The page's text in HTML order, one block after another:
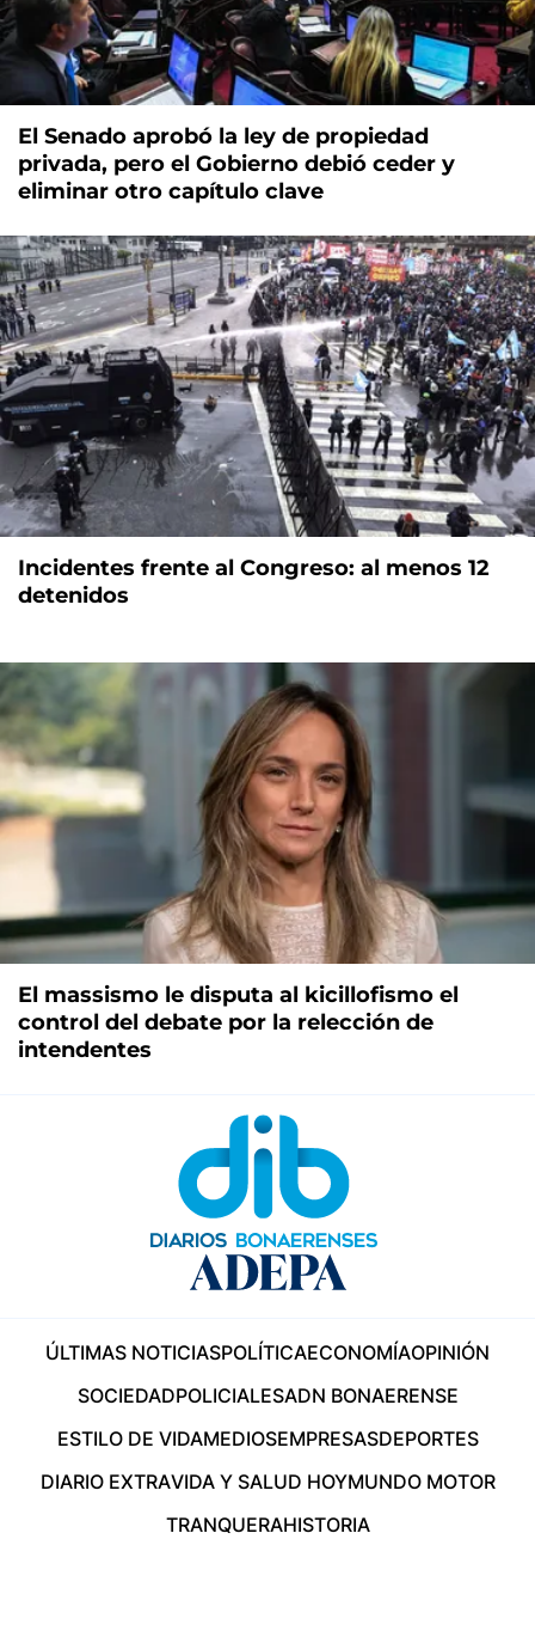
El Senado aprobó la ley de propiedad
privada, pero el Gobierno debió ceder y
eliminar otro capítulo clave
Incidentes frente al Congreso: al menos 12
detenidos
El massismo le disputa al kicillofismo el
control del debate por la relección de
intendentes
ÚLTIMAS NOTICIASPOLÍTICAECONOMÍAOPINIÓN
SOCIEDADPOLICIALESADN BONAERENSE
ESTILO DE VIDAMEDIOSEMPRESASDEPORTES
DIARIO EXTRAVIDA Y SALUD HOYMUNDO MOTOR
TRANQUERAHISTORIA